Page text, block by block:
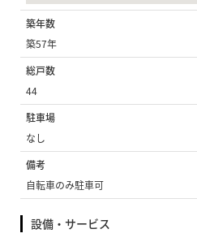
築年数
築57年
総戸数
44
駐車場
なし
備考
自転車のみ駐車可
設備・サービス